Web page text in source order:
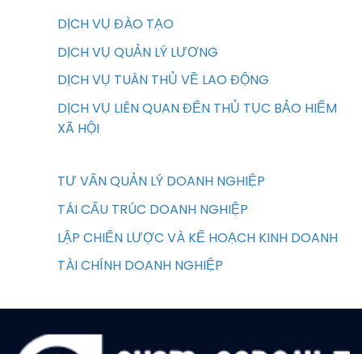
DỊCH VỤ ĐÀO TẠO
DỊCH VỤ QUẢN LÝ LƯƠNG
DỊCH VỤ TUÂN THỦ VỀ LAO ĐỘNG
DỊCH VỤ LIÊN QUAN ĐẾN THỦ TỤC BẢO HIỂM
XÃ HỘI
TƯ VẤN QUẢN LÝ DOANH NGHIỆP
TÁI CẤU TRÚC DOANH NGHIỆP
LẬP CHIẾN LƯỢC VÀ KẾ HOẠCH KINH DOANH
TÀI CHÍNH DOANH NGHIỆP